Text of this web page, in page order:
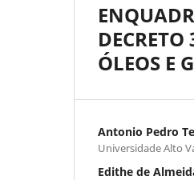
ÓLEOS E
Antonio Pedro
Universidade Alto
Edithe de